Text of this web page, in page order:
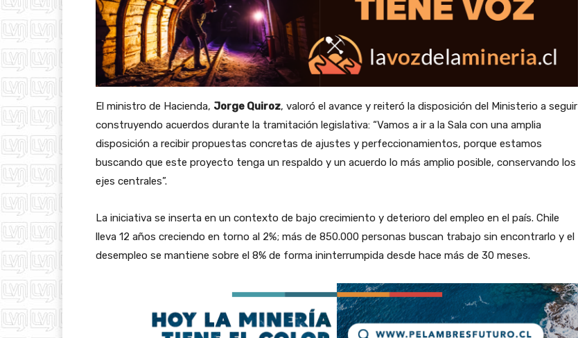
El ministro de Hacienda, Jorge Quiroz, valoró el avance y reiteró la disposición del Ministerio a seguir
construyendo acuerdos durante la tramitación legislativa: “Vamos a ir a la Sala con una amplia
disposición a recibir propuestas concretas de ajustes y perfeccionamientos, porque estamos
buscando que este proyecto tenga un respaldo y un acuerdo lo más amplio posible, conservando los
ejes centrales”.
La iniciativa se inserta en un contexto de bajo crecimiento y deterioro del empleo en el país. Chile
lleva 12 años creciendo en torno al 2%; más de 850.000 personas buscan trabajo sin encontrarlo y el
desempleo se mantiene sobre el 8% de forma ininterrumpida desde hace más de 30 meses.